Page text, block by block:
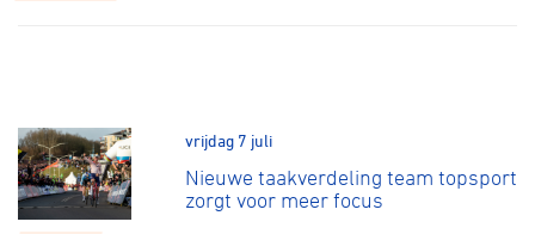
vrijdag 7 juli
Nieuwe taakverdeling team topsport
zorgt voor meer focus